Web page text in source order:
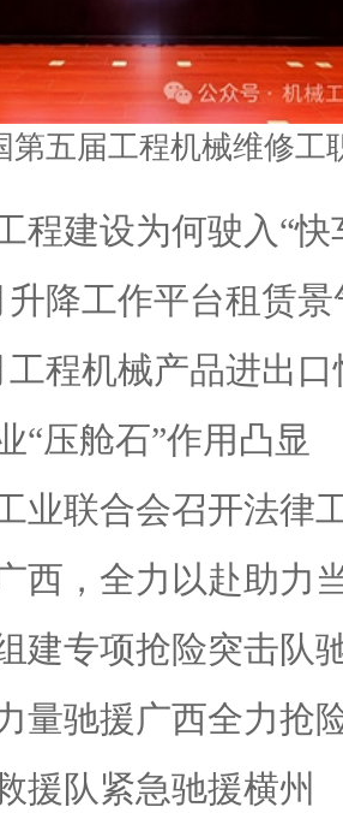
程建设为何驶入“快
升降工作平台租赁
工程机械产品进出
“压舱石”作用凸显
业联合会召开法律
西，全力以赴助力
建专项抢险突击队
量驰援广西全力抢
援队紧急驰援横州